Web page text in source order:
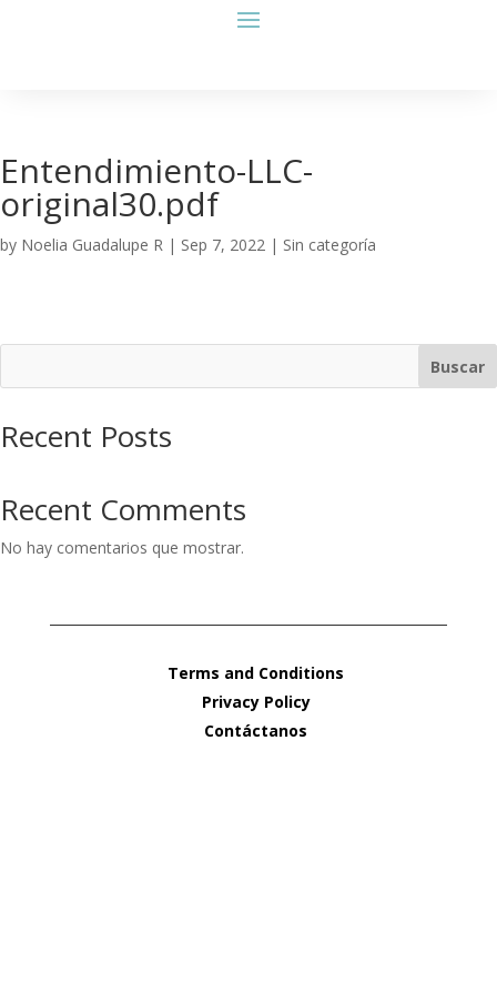
Entendimiento-LLC-
original30.pdf
by Noelia Guadalupe R | Sep 7, 2022 | Sin categoría
Buscar
Recent Posts
Recent Comments
No hay comentarios que mostrar.
Terms and Conditions
Privacy Policy
Contáctanos